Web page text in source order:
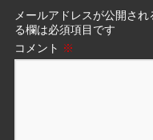
メールアドレスが公開され
る欄は必須項目です
コメント ※